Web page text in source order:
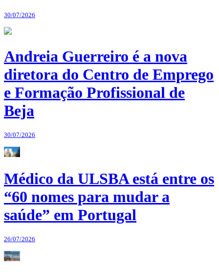
30/07/2026
Andreia Guerreiro é a nova
diretora do Centro de Emprego
e Formação Profissional de
Beja
30/07/2026
Médico da ULSBA está entre os
“60 nomes para mudar a
saúde” em Portugal
26/07/2026